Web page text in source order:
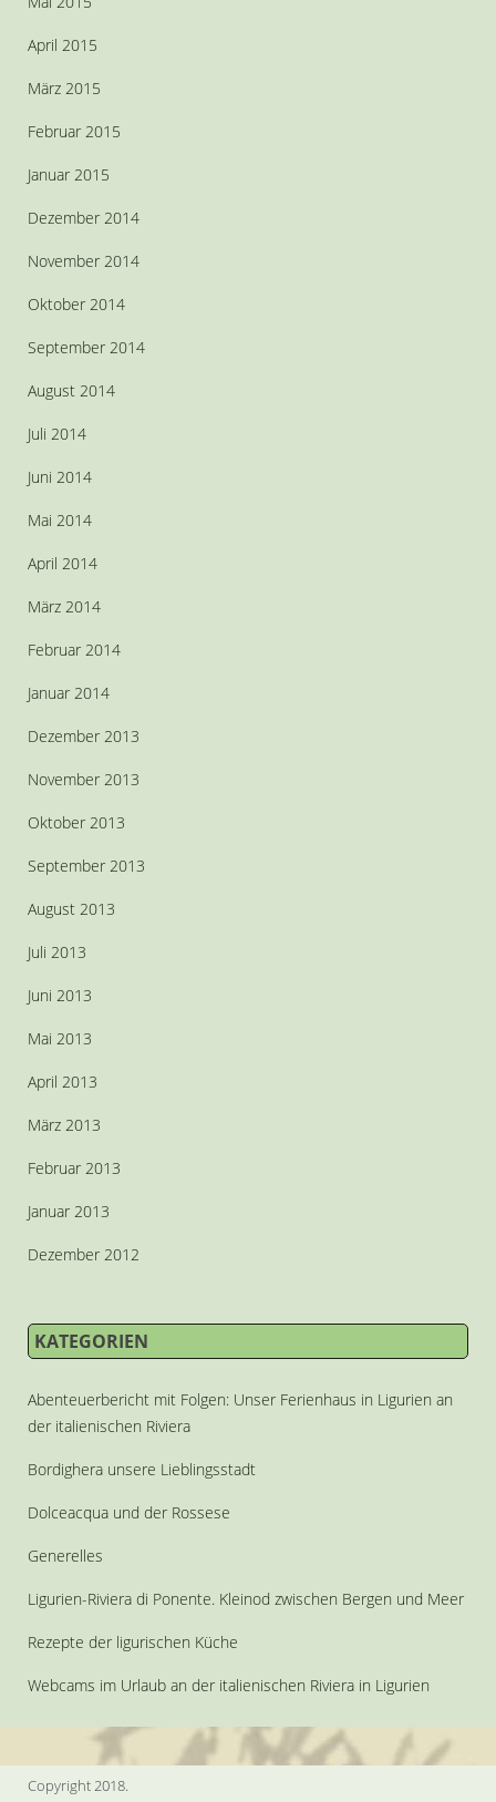
April 2015
März 2015
Februar 2015
Januar 2015
Dezember 2014
November 2014
Oktober 2014
September 2014
August 2014
Juli 2014
Juni 2014
Mai 2014
April 2014
März 2014
Februar 2014
Januar 2014
Dezember 2013
November 2013
Oktober 2013
September 2013
August 2013
Juli 2013
Juni 2013
Mai 2013
April 2013
März 2013
Februar 2013
Januar 2013
Dezember 2012
KATEGORIEN
Abenteuerbericht mit Folgen: Unser Ferienhaus in Ligurien an
der italienischen Riviera
Bordighera unsere Lieblingsstadt
Dolceacqua und der Rossese
Generelles
Ligurien-Riviera di Ponente. Kleinod zwischen Bergen und Meer
Rezepte der ligurischen Küche
Webcams im Urlaub an der italienischen Riviera in Ligurien
Copyright 2018.